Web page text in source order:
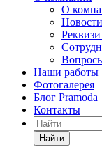
О
Новости
Наши работы
Фотогалерея
Блог Pramoda
Контакты
Найти